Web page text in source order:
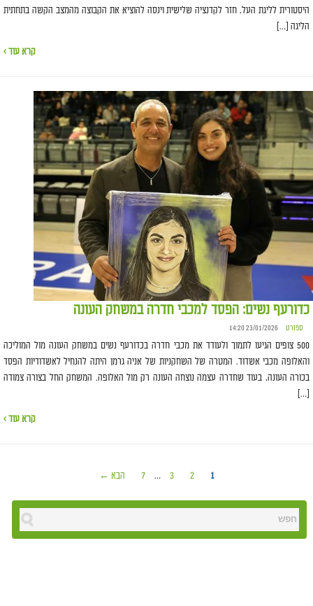
היסטורית לליגת העל, חזר לקדנציה שלישית וינסה להוציא את הקבוצה מהמצב הקשה בתחתית
הליגה […]
קרא עוד ›
כדורעף נשים: הפסד למכבי חדרה במשחק העונה
ספורט 23/01/2026 14:20
500 צופים הגיעו לתמוך ולעודד את מכבי חדרה בכדורעף נשים במשחק העונה מול המוליכה
והאלופה מכבי אשדוד. המטרה של השחקניות של אניה גרמן היתה להנחיל לאשדודיות הפסד
בכורה העונה, בעוד שחדרה עצמה נוצחה העונה רק מול האלופה. המשחק החל בצורה צמודה
[…]
קרא עוד ›
1
2
3
…
7 הבא ←